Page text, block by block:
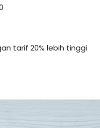
tarif 20% lebih tinggi